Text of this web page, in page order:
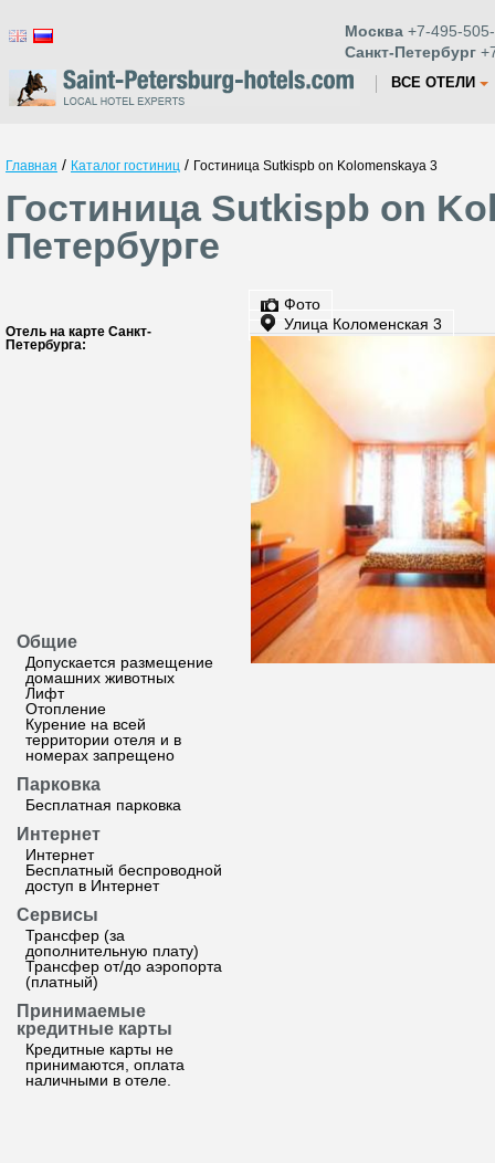
Москва +7-495-
Санкт-Петербург
ВСЕ ОТЕЛИ
Главная / Каталог гостиниц / Гостиница Sutkispb on Kolomenskaya 3
Гостиница Sutkispb on
Петербурге
Отель на карте Санкт-
Петербурга:
Общие
Допускается размещение
домашних животных
Лифт
Отопление
Курение на всей
территории отеля и в
номерах запрещено
Парковка
Бесплатная парковка
Интернет
Интернет
Бесплатный беспроводной
доступ в Интернет
Сервисы
Трансфер (за
дополнительную плату)
Трансфер от/до аэропорта
(платный)
Принимаемые
кредитные карты
Кредитные карты не
принимаются, оплата
наличными в отеле.
Фото
Улица Коломенская 3